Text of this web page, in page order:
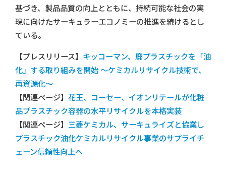
基づき、製品品質の向上とともに、持続可能な社会の実
現に向けたサーキュラーエコノミーの推進を続けるとし
ている。
【プレスリリース】 キッコーマン、廃プラスチックを「油
化」する取り組みを開始 ～ケミカルリサイクル技術で、
再資源化～
【関連ページ】 花王、コーセー、イオンリテールが化粧
品プラスチック容器の水平リサイクルを本格実装
【関連ページ】 三菱ケミカル、サーキュライズと協業し
プラスチック油化ケミカルリサイクル事業のサプライチ
ェーン信頼性向上へ